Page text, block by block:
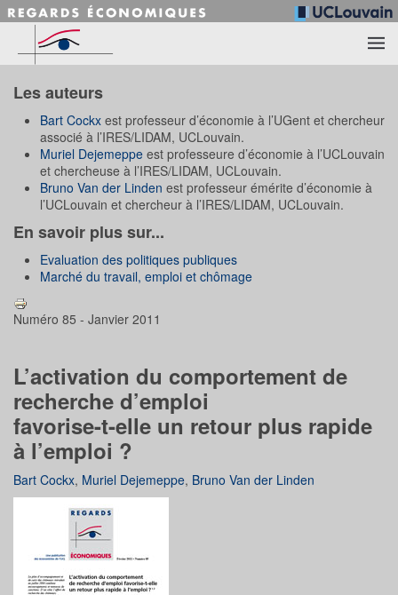
Accéder au contenu principal
Les auteurs
Bart Cockx est professeur d’économie à l’UGent et chercheur
associé à l’IRES/LIDAM, UCLouvain.
Muriel Dejemeppe est professeure d’économie à l’UCLouvain
et chercheuse à l’IRES/LIDAM, UCLouvain.
Bruno Van der Linden est professeur émérite d’économie à
l’UCLouvain et chercheur à l’IRES/LIDAM, UCLouvain.
En savoir plus sur...
Evaluation des politiques publiques
Marché du travail, emploi et chômage
Numéro 85 - Janvier 2011
L’activation du comportement de
recherche d’emploi
favorise-t-elle un retour plus rapide
à l’emploi ?
Bart Cockx, Muriel Dejemeppe, Bruno Van der Linden